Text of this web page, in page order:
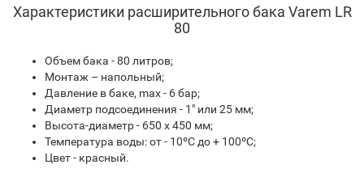
Характеристики расширительного бака Varem LR
80
Объем бака - 80 литров;
Монтаж – напольный;
Давление в баке, max - 6 бар;
Диаметр подсоединения - 1" или 25 мм;
Высота-диаметр - 650 х 450 мм;
Температура воды: от - 10ºС до + 100ºС;
Цвет - красный.